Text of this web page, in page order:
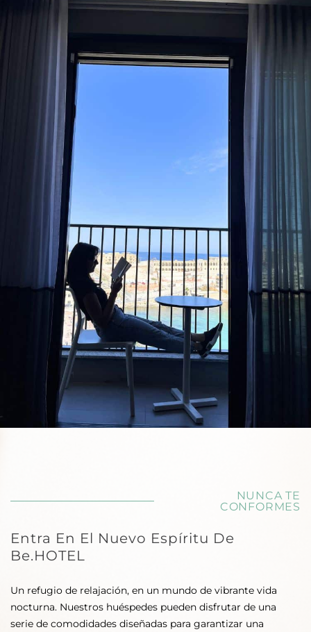
NUNCA TE
CONFORMES
Entra En El Nuevo Espíritu De
Be.HOTEL
Un refugio de relajación, en un mundo de vibrante vida
nocturna. Nuestros huéspedes pueden disfrutar de una
serie de comodidades diseñadas para garantizar una